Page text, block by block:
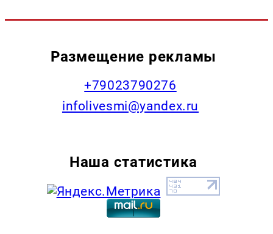
Размещение рекламы
+79023790276
infolivesmi@yandex.ru
Наша статистика